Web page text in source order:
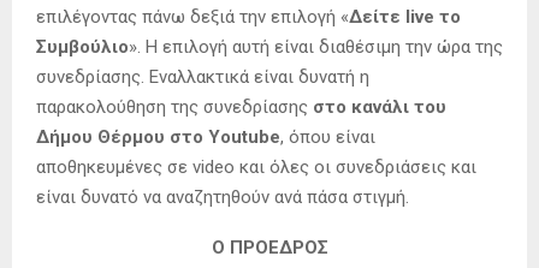
επιλέγοντας πάνω δεξιά την επιλογή «Δείτε live το
Συμβούλιο». Η επιλογή αυτή είναι διαθέσιμη την ώρα της
συνεδρίασης. Εναλλακτικά είναι δυνατή η
παρακολούθηση της συνεδρίασης στο κανάλι του
Δήμου Θέρμου στο Youtube, όπου είναι
αποθηκευμένες σε video και όλες οι συνεδριάσεις και
είναι δυνατό να αναζητηθούν ανά πάσα στιγμή.
Ο ΠΡΟΕΔΡΟΣ